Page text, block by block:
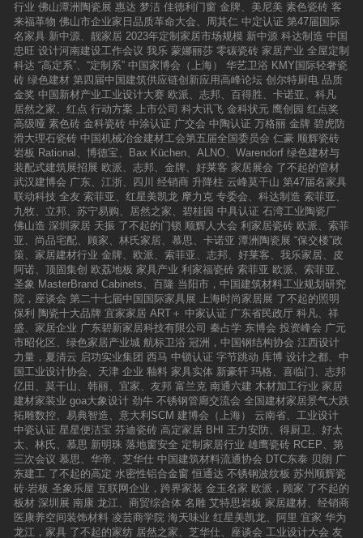
行业 佛山潭洲陶瓷展 惠达 梦洁 佳德利门窗 金牌、美尼美 素色瓷砖 客
来福革物 佛山市企业家日品质革命大会、周其仁 中定认证 第47届国际
名家具 新中源、靓家居 2023年定制家居市场规模 新中源 科达制造 中国
忠旺 设计河南建设工作会议 我乐 蒙娜丽莎 零碳瓷砖 家居产业 全屋定制
科达 “高定系”、“定制系” 中国家博会（上海） 华艺卫浴 KMY国际轻奢瓷
砖 绿色建材 第四届中国建筑供应链创新应用高峰论坛 创尔特厨电 品质
金奖 中国新材产业工业设计大赛 欧派、志邦、百得胜、卡诺亚、科凡
居然之家、红点 行动方案 上市公司 科大讯飞 金科状元 鹰创园 红点奖
高级哑 素色砖 金科瓷砖 中涂认证 广交会 中陶认证 万格丽 金牌 碧虎防
滑大理石瓷砖 中国机械冶金建材工会第五届全国委员会 仁豪 顺辉瓷砖
岩板 Rational、博德宝、Bax Küchen、ALNO、Warendorf 绿色建材与
装配式建筑展招展 欧派、志邦、金牌、好莱客 家居展会 了不起的管材
武汉建博会 广东、江浙、四川 经销商 升降柱 云峰莫干山 第47届名家具
联动科技 全友 索菲亚、红星美凯龙 摩力克 专委会、科达制造 索菲亚、
九牧、立邦、苏宁易购、居然之家、碧桂园 中具认证 石湾工业陶瓷厂
佛山造 深圳家居 天振 了不起的门锁 顺辉人大会 利家居瓷砖 欧派、索菲
亚、尚品宅配、顾家、林氏家居、慕思、卡诺亚 潭洲陶瓷展 “保交楼”政
策、家居建材行业 金牌、欧派、索菲亚、志邦、好莱客、我乐家居、皮
阿诺、顶固集创 欧荔地板 家具产业 利家福瓷砖 索菲亚 欧派、索菲亚、
圣象 MasterBrand Cabinets、百隆 当阳市，中国建筑材料工业规划研究
院，座谈会 第二十七届中国国际家具展 上海时尚家居展 了不起的照明
保利 陶瓷十大品牌 宜家家居 ART＋ 中家认证 广东省民政厅 科凡、祥
盛、家居企业 广东碧新家居科技有限公司 秦占学 东博会 投资峰会 广元
市昭化区、绿色家居产业城 航标卫浴 冠洲，中国钢结构协会 江西设计
力量，夏清云 启功实业集团 西马 中锁认证 字节跳动 库博 设计之都、中
国工业设计协会、天津 企业 釉料 家具实体 新豪轩 玛格、喜临门、志邦
亿田、莫干山、韩丽、宜家、友邦 富兰克 南通六建 木材加工行业 家居
建材家装业 goa大象设计 劲牛 不锈钢管廊交流会 全国建材家居景气大跌
拓雕数控、易典智造、意大利SCM 建博会（上海）
云南省、工业设计
中瓷认证 星星便洁宝 芬迪瓷砖 高定家居 BHI
王力安防、得厨卫、好太
太、林氏、慕思 新明珠 落地窗安全 定制家居行业 雄鹰瓷砖 RCEP、第
三次会议 慕思、华帝、芝华仕 中国建筑材料流通协会 DTC东泰 贝朗 广
东建工 了不起的高定 水密性铝合金窗 恒通达 不锈钢波纹板 苏州顺辉瓷
砖·岩板 圣象乐屋 互联网企业，跨界家装 金玉名家 欧派，顾家 了不起的
板材 深圳展 南康 龙江、商贸综合体 名雕 艾特思岩板 家居建材、经销商
医康养空间装饰材料 凌芸商学院 海天味业 红星美凯龙、阿里 宜家 华为
龙江，家具 了不起的家纺 居然之家、芝华仕、座谈会 工业设计大会 友